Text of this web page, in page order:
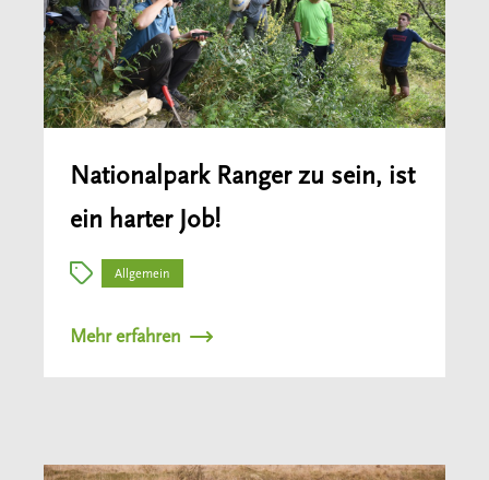
Nationalpark Ranger zu sein, ist
ein harter Job!
Allgemein
Mehr erfahren